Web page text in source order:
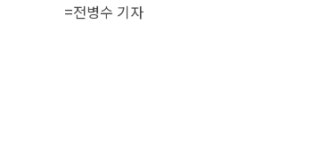
=전병수 기자